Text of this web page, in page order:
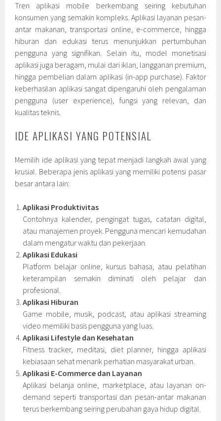
Tren aplikasi mobile berkembang seiring kebutuhan
konsumen yang semakin kompleks. Aplikasi layanan pesan-
antar makanan, transportasi online, e-commerce, hingga
hiburan dan edukasi terus menunjukkan pertumbuhan
pengguna yang signifikan. Selain itu, model monetisasi
aplikasi juga beragam, mulai dari iklan, langganan premium,
hingga pembelian dalam aplikasi (in-app purchase). Faktor
keberhasilan aplikasi sangat dipengaruhi oleh pengalaman
pengguna (user experience), fungsi yang relevan, dan
kualitas teknis.
IDE APLIKASI YANG POTENSIAL
Memilih ide aplikasi yang tepat menjadi langkah awal yang
krusial. Beberapa jenis aplikasi yang memiliki potensi pasar
besar antara lain:
Aplikasi Produktivitas
Contohnya kalender, pengingat tugas, catatan digital,
atau manajemen proyek. Pengguna mencari kemudahan
dalam mengatur waktu dan pekerjaan.
Aplikasi Edukasi
Platform belajar online, kursus bahasa, atau pelatihan
keterampilan semakin diminati oleh pelajar dan
profesional.
Aplikasi Hiburan
Game mobile, musik, podcast, atau aplikasi streaming
video memiliki basis pengguna yang luas.
Aplikasi Lifestyle dan Kesehatan
Fitness tracker, meditasi, diet planner, hingga aplikasi
kebiasaan sehat menarik perhatian masyarakat urban.
Aplikasi E-Commerce dan Layanan
Aplikasi belanja online, marketplace, atau layanan on-
demand seperti transportasi dan pesan-antar makanan
terus berkembang seiring perubahan gaya hidup digital.